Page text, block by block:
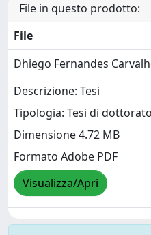
File in questo prodotto:
File
Dhiego Fernandes
Descrizione: Tesi
Tipologia: Tesi di dottorato
Dimensione 4.72 MB
Formato Adobe PDF
Visualizza/Apri